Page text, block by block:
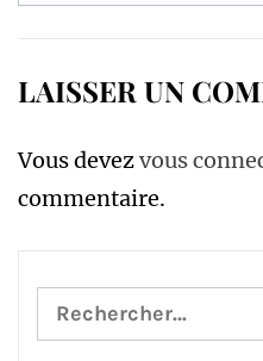
LAISSER UN
Vous devezvous
commentaire.
Rechercher :